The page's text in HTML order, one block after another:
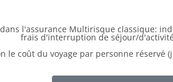
l'assurance Multirisque classique:
frais d'interruption de séjour/
coût du voyage par personne réservé